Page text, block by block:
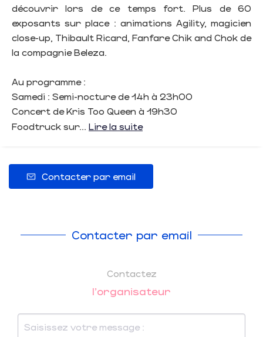
découvrir lors de ce temps fort. Plus de 60
exposants sur place : animations Agility, magicien
close-up, Thibault Ricard, Fanfare Chik and Chok de
la compagnie Beleza.
Au programme :
Samedi : Semi-nocture de 14h à 23h00
Concert de Kris Too Queen à 19h30
Foodtruck sur... Lire la suite
Contacter par email
Contacter par email
Contactez
l'organisateur